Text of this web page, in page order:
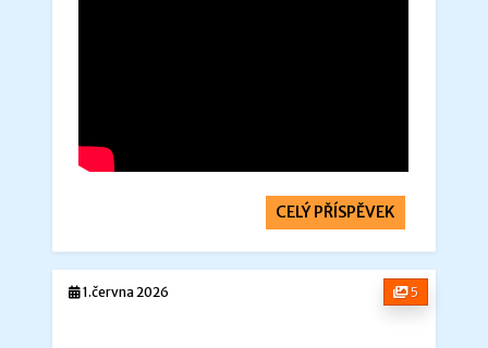
CELÝ PŘÍSPĚVEK
5
1.června 2026